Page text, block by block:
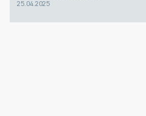
25.04.2025